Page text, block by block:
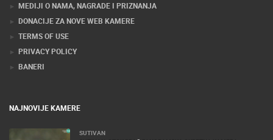
MEDIJI O NAMA, NAGRADE I PRIZNANJA
DONACIJE ZA NOVE WEB KAMERE
TERMS OF USE
PRIVACY POLICY
BANERI
NAJNOVIJE KAMERE
SUTIVAN